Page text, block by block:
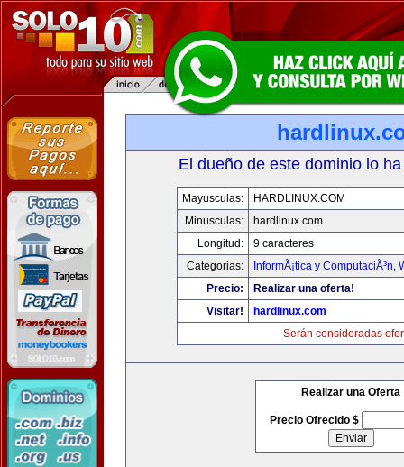
El dueño de este dominio lo
Mayusculas:
HARDLINUX.COM
Minusculas:
hardlinux.com
Longitud:
9 caracteres
Categorias:
InformÃ¡tica y ComputaciÃ³n,
Precio:
Realizar una oferta!
Visitar!
hardlinux.com
Serán consideradas
Realizar una Oferta
Precio Ofrecido $